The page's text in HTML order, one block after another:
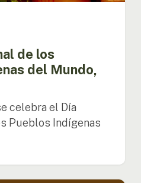
de los
del Mundo,
celebra el Día
Pueblos Indígenas